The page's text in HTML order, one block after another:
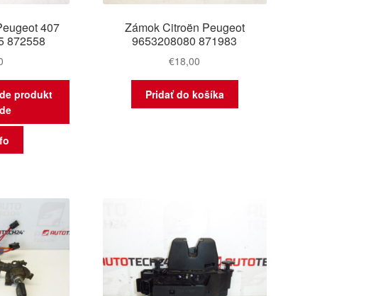
407
872558
produkt
Zámok Citroën Peugeot
9653208080 871983
€18,00
Pridať do košíka